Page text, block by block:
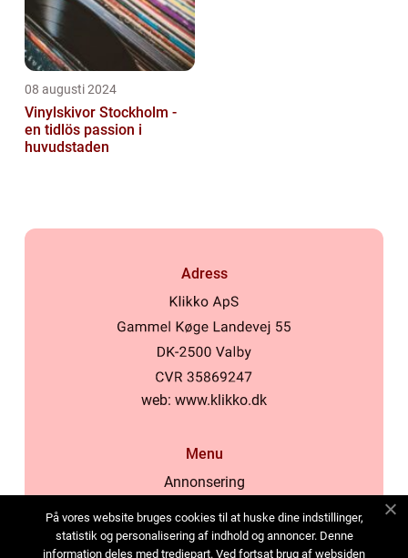
08 augusti 2024
Vinylskivor Stockholm -
en tidlös passion i
huvudstaden
Adress
web: www.klikko.dk
Menu
Annonsering
Cookies
På vores website bruges cookies til at huske dine indstillinger,
statistik og personalisering af indhold og annoncer. Denne
information deles med tredjepart. Ved fortsat brug af websiden